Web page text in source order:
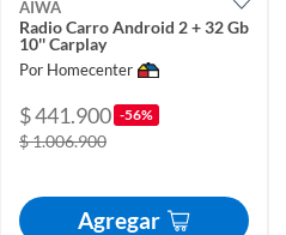
AIWA
Radio Carro Android 2 + 32 Gb
10'' Carplay
Por Homecenter
$ 441.900 -56%
$ 1.006.900
Agregar